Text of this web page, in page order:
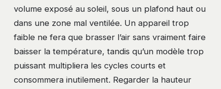
volume exposé au soleil, sous un plafond haut ou
dans une zone mal ventilée. Un appareil trop
faible ne fera que brasser l’air sans vraiment faire
baisser la température, tandis qu’un modèle trop
puissant multipliera les cycles courts et
consommera inutilement. Regarder la hauteur